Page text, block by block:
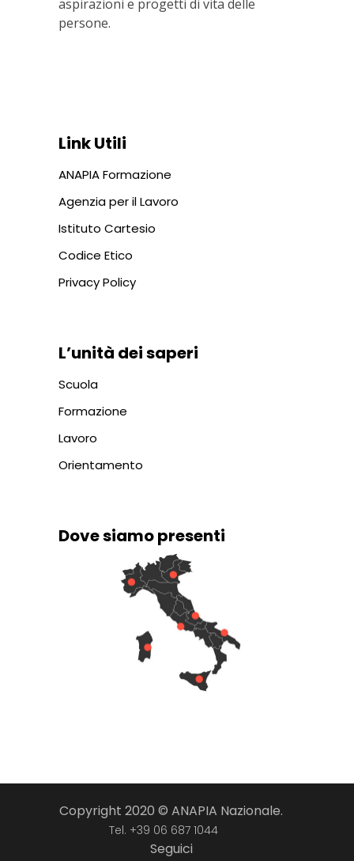
aspirazioni e progetti di vita delle
persone.
Link Utili
ANAPIA Formazione
Agenzia per il Lavoro
Istituto Cartesio
Codice Etico
Privacy Policy
L’unità dei saperi
Scuola
Formazione
Lavoro
Orientamento
Dove siamo presenti
Copyright 2020 © ANAPIA Nazionale.
Tel. +39 06 687 1044
Seguici